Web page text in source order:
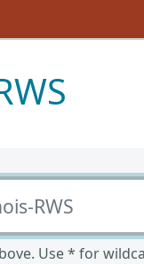
Use * for